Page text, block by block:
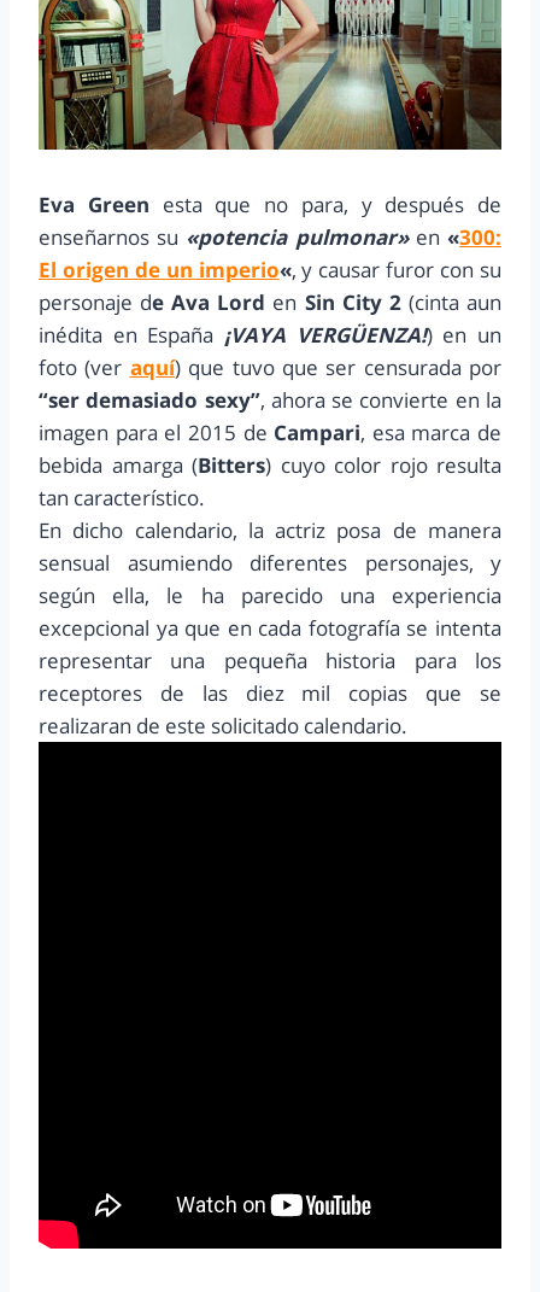
Eva Green esta que no para, y después de
enseñarnos su «potencia pulmonar»en«300:
El origen de un imperio«, y causar furor con su
personaje de Ava Lord en Sin City 2(cinta aun
inédita en España ¡VAYA VERGÜENZA!) en un
foto (ver aquí) que tuvo que ser censurada por
“ser demasiado sexy”, ahora se convierte en la
imagen para el 2015 de Campari, esa marca de
bebida amarga (Bitters) cuyo color rojo resulta
tan característico.
En dicho calendario, la actriz posa de manera
sensual asumiendo diferentes personajes, y
según ella, le ha parecido una experiencia
excepcional ya que en cada fotografía se intenta
representar una pequeña historia para los
receptores de las diez mil copias que se
realizaran de este solicitado calendario.